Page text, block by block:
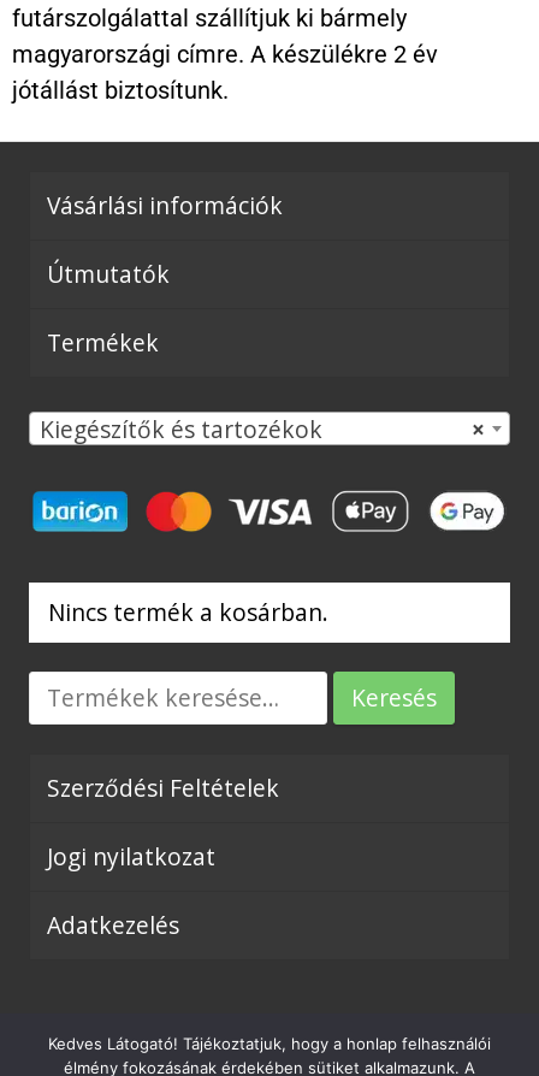
futárszolgálattal szállítjuk ki bármely
magyarországi címre. A készülékre 2 év
jótállást biztosítunk.
Vásárlási információk
Útmutatók
Termékek
×
Kiegészítők és tartozékok
Nincs termék a kosárban.
Keresés
Szerződési Feltételek
Jogi nyilatkozat
Adatkezelés
© Encase Kft. - 2017 - 2026 - info @
Kedves Látogató! Tájékoztatjuk, hogy a honlap felhasználói
élmény fokozásának érdekében sütiket alkalmazunk. A